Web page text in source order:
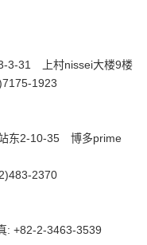
3-31 上村nissei大楼9楼
1923
东2-10-35 博多prime
2370
: +82-2-3463-3539